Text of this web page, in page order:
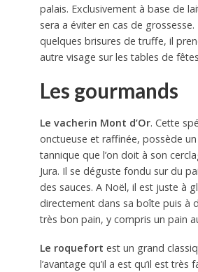
palais. Exclusivement à base de
sera a éviter en cas de grossesse.
quelques brisures de truffe, il
autre visage sur les tables de
Les gourmands
Le vacherin Mont d’Or. Cette
onctueuse et raffinée, possède
tannique que l’on doit à son
Jura. Il se déguste fondu sur du
des sauces. A Noël, il est juste à
directement dans sa boîte puis à
très bon pain, y compris un pain
Le roquefort est un grand
l’avantage qu’il a est qu’il est très